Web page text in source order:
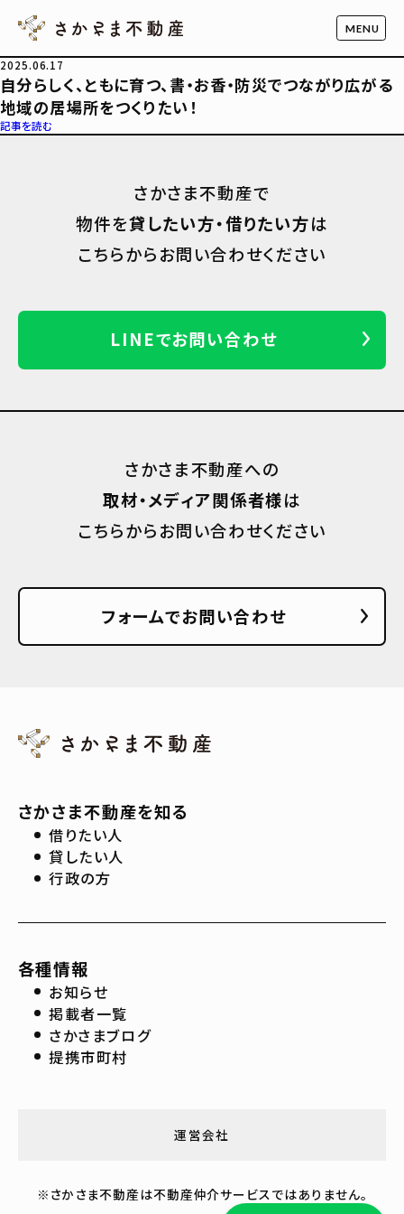
2025.06.17
自分らしく、ともに育つ、書・お香・防災でつながり広がる
地域の居場所をつくりたい！
記事を読む
さかさま不動産で
物件を貸したい方・借りたい方は
こちらからお問い合わせください
LINEでお問い合わせ
さかさま不動産への
取材・メディア関係者様は
こちらからお問い合わせください
フォームでお問い合わせ
さかさま不動産を知る
借りたい人
貸したい人
行政の方
各種情報
お知らせ
掲載者一覧
さかさまブログ
提携市町村
運営会社
※さかさま不動産は不動産仲介サービスではありません。